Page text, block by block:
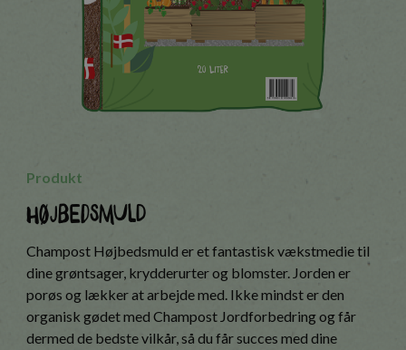
Produkt
Højbedsmuld
Champost Højbedsmuld er et fantastisk vækstmedie til
dine grøntsager, krydderurter og blomster. Jorden er
porøs og lækker at arbejde med. Ikke mindst er den
organisk gødet med Champost Jordforbedring og får
dermed de bedste vilkår, så du får succes med dine